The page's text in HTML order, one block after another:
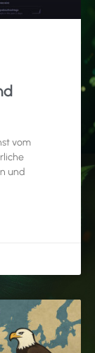
vom
und